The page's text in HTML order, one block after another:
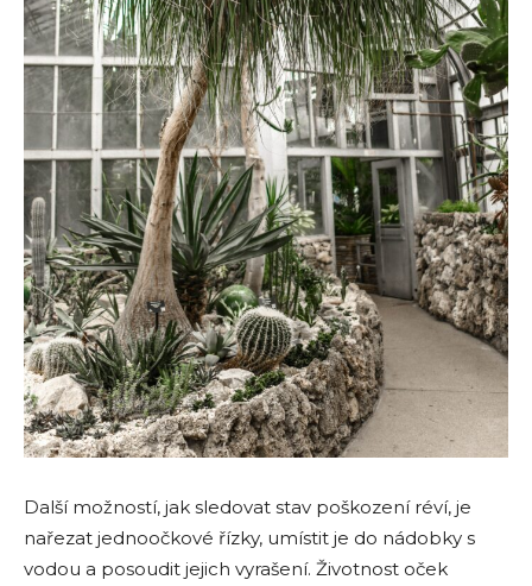
Další možností, jak sledovat stav poškození réví, je
nařezat jednoočkové řízky, umístit je do nádobky s
vodou a posoudit jejich vyrašení. Životnost oček